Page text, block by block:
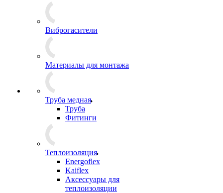
Виброгасители
Материалы для монтажа
Труба медная
Труба
Фитинги
Теплоизоляция
Energoflex
Kaiflex
Аксессуары для
теплоизоляции